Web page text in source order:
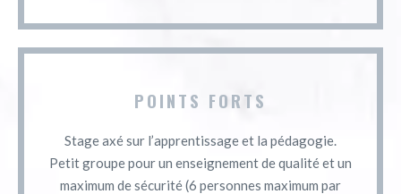
POINTS FORTS
Stage axé sur l’apprentissage et la pédagogie.
Petit groupe pour un enseignement de qualité et un
maximum de sécurité (6 personnes maximum par